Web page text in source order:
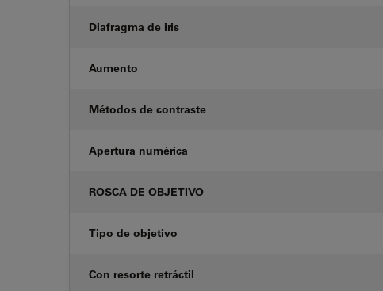
Diafragma de iris
Aumento
Métodos de contraste
Apertura numérica
ROSCA DE OBJETIVO
Tipo de objetivo
Con resorte retráctil